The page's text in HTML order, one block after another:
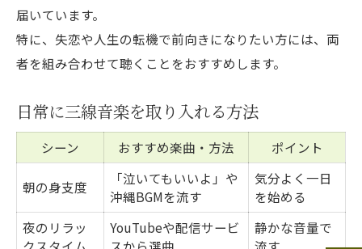
届いています。
特に、失恋や人生の転機で前向きになりたい方には、両
者を組み合わせて聴くことをおすすめします。
日常に三線音楽を取り入れる方法
シーン おすすめ楽曲・方法 ポイント
朝の身支度
「泣いてもいいよ」や
沖縄BGMを流す
気分よく一日
を始める
夜のリラッ
クスタイム
YouTubeや配信サービ
スから選曲
静かな音量で
流す